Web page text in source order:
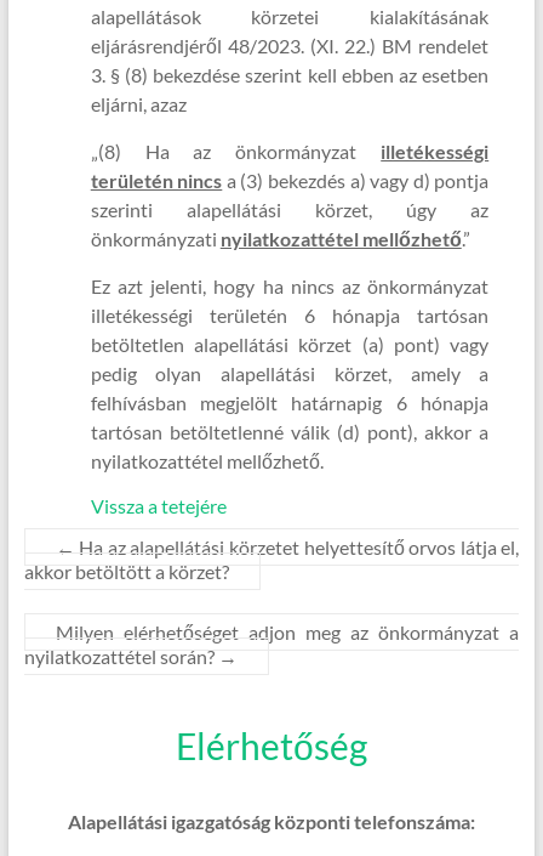
alapellátások körzetei kialakításának
eljárásrendjéről 48/2023. (XI. 22.) BM rendelet
3. § (8) bekezdése szerint kell ebben az esetben
eljárni, azaz
„(8) Ha az önkormányzat illetékességi
területén nincs a (3) bekezdés a) vagy d) pontja
szerinti alapellátási körzet, úgy az
önkormányzati nyilatkozattétel mellőzhető.”
Ez azt jelenti, hogy ha nincs az önkormányzat
illetékességi területén 6 hónapja tartósan
betöltetlen alapellátási körzet (a) pont) vagy
pedig olyan alapellátási körzet, amely a
felhívásban megjelölt határnapig 6 hónapja
tartósan betöltetlenné válik (d) pont), akkor a
nyilatkozattétel mellőzhető.
Vissza a tetejére
← Ha az alapellátási körzetet helyettesítő orvos látja el,
akkor betöltött a körzet?
Milyen elérhetőséget adjon meg az önkormányzat a
nyilatkozattétel során? →
Elérhetőség
Alapellátási igazgatóság központi telefonszáma: